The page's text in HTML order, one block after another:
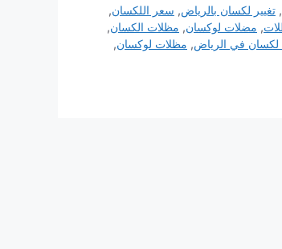
,تغيير لكسان بالرياض, سعر اللكسان,
, مضلات لوكسان, مظلات الكسان,
في الرياض, مظلات لوكسان,